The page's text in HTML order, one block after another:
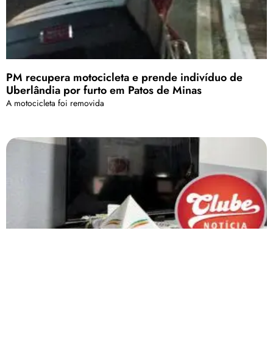
PM recupera motocicleta e prende indivíduo de
Uberlândia por furto em Patos de Minas
A motocicleta foi removida